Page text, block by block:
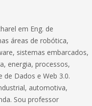
em Eng. de
áreas de robótica,
sistemas embarcados,
energia, processos,
de Dados e Web 3.0.
automotiva,
Sou professor